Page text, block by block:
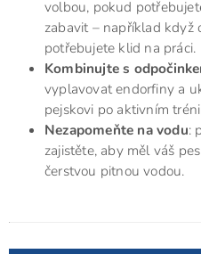
volbou, pokud
zabavit – například když
potřebujete klid na práci.
Kombinujte s
vyplavovat endorfiny a
pejskovi po aktivním
Nezapomeňte na vodu:
zajistěte, aby měl váš
čerstvou pitnou vodou.